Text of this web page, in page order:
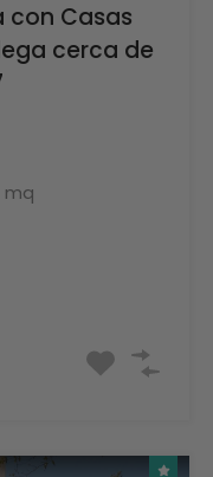
con Casas
cerca de
mq